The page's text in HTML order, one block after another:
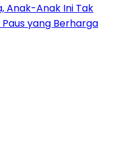
Anak-Anak Ini Tak
yang Berharga